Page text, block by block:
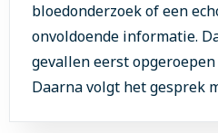
bloedonderzoek of een
onvoldoende informatie.
gevallen eerst
Daarna volgt het gesprek